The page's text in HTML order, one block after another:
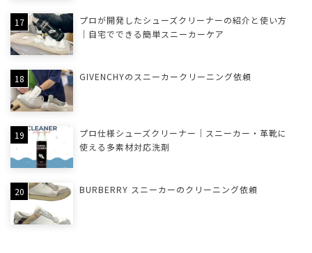
プロが開発したシューズクリーナーの紹介と使い方
｜自宅でできる簡単スニーカーケア
GIVENCHYのスニーカークリーニング依頼
プロ仕様シューズクリーナー｜スニーカー・革靴に
使える多素材対応洗剤
BURBERRY スニーカーのクリーニング依頼